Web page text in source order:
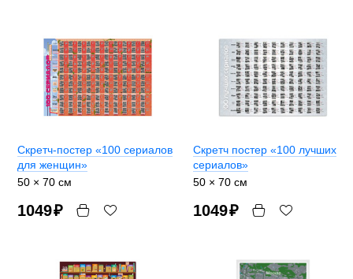
Скретч-постер «100 сериалов
для женщин»
50 × 70 см
1049₽
Скретч постер «100 лучших
сериалов»
50 × 70 см
1049₽